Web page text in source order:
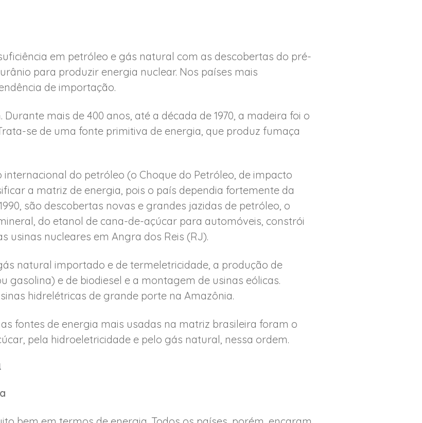
em petróleo e gás natural com as descobertas do pré-
para produzir energia nuclear. Nos países mais
de importação.
mais de 400 anos, até a década de 1970, a madeira foi o
se de uma fonte primitiva de energia, que produz fumaça
internacional do petróleo (o Choque do Petróleo, de impacto
a matriz de energia, pois o país dependia fortemente da
são descobertas novas e grandes jazidas de petróleo, o
do etanol de cana-de-açúcar para automóveis, constrói
usinas nucleares em Angra dos Reis (RJ).
natural importado e de termeletricidade, a produção de
gasolina) e de biodiesel e a montagem de usinas eólicas.
hidrelétricas de grande porte na Amazônia.
fontes de energia mais usadas na matriz brasileira foram o
pela hidroeletricidade e pelo gás natural, nessa ordem.